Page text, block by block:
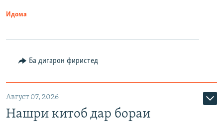
Идома
Ба дигарон фиристед
Август 07, 2026
Нашри китоб дар бораи